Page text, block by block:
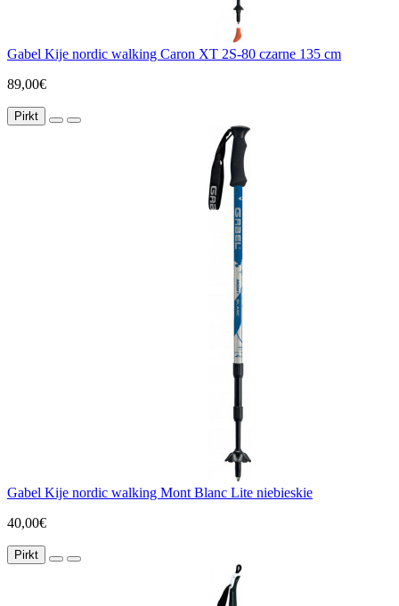
Gabel Kije nordic walking Caron XT 2S-80 czarne 135 cm
89,00€
Pirkt
Gabel Kije nordic walking Mont Blanc Lite niebieskie
40,00€
Pirkt